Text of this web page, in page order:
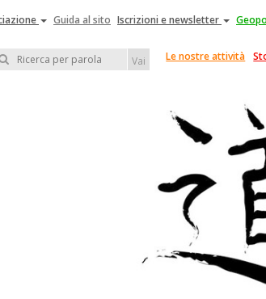
Guida al sito Iscrizioni e newsletter
Vai Le nostre attività